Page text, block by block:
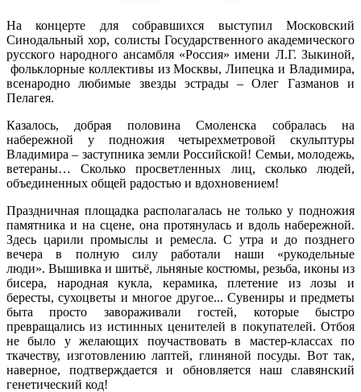
На концерте для собравшихся выступил Московский
Синодальный хор, солисты Государственного академического
русского народного ансамбля «Россия» имени Л.Г. Зыкиной,
фольклорные коллективы из Москвы, Липецка и Владимира,
всенародно любимые звезды эстрады – Олег Газманов и
Пелагея.
Казалось, добрая половина Смоленска собралась на
набережной у подножия четырехметровой скульптуры
Владимира – заступника земли Российской! Семьи, молодежь,
ветераны… Сколько просветленных лиц, сколько людей,
объединенных общей радостью и вдохновением!
Праздничная площадка располагалась не только у подножия
памятника и на сцене, она протянулась и вдоль набережной.
Здесь царили промыслы и ремесла. С утра и до позднего
вечера в полную силу работали наши «рукодельные
люди». Вышивка и шитьё, льняные костюмы, резьба, иконы из
бисера, народная кукла, керамика, плетение из лозы и
бересты, сухоцветы и многое другое... Сувениры и предметы
быта просто завораживали гостей, которые быстро
превращались из истинных ценителей в покупателей. Отбоя
не было у желающих поучаствовать в мастер-классах по
ткачеству, изготовлению лаптей, глиняной посуды. Вот так,
наверное, подтверждается и обновляется наш славянский
генетический код!